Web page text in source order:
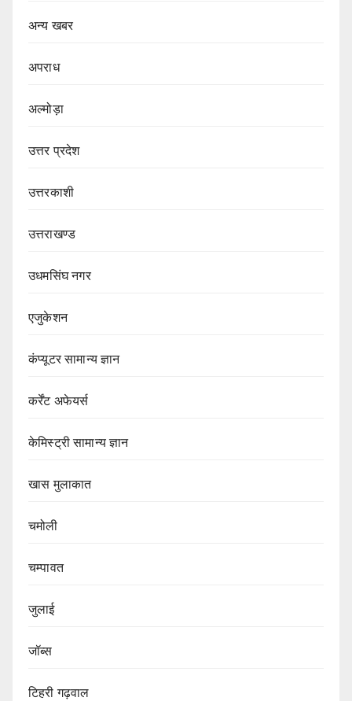
अन्य खबर
अपराध
अल्मोड़ा
उत्तर प्रदेश
उत्तरकाशी
उत्तराखण्ड
उधमसिंघ नगर
एजुकेशन
कंप्यूटर सामान्य ज्ञान
कर्रेंट अफेयर्स
केमिस्ट्री सामान्य ज्ञान
खास मुलाकात
चमोली
चम्पावत
जुलाई
जॉब्स
टिहरी गढ़वाल